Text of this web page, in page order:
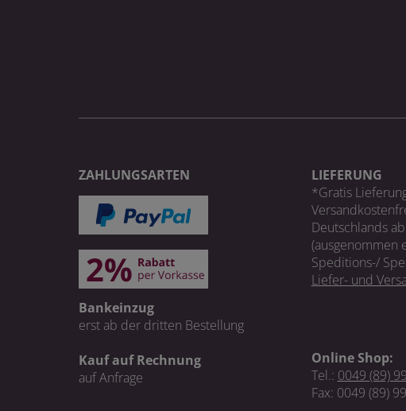
ZAHLUNGSARTEN
Bankeinzug
erst ab der dritten Bestellung
Kauf auf Rechnung
auf Anfrage
LIEFERUNG
*Gratis
Deutschlands
(ausgenommen
Speditions-/
Liefer- und
Online Shop:
Tel.: 0049 (89)
Fax: 0049 (89)